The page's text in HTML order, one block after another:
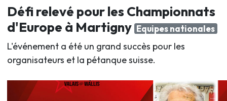
Défi relevé pour les Championnats
d'Europe à Martigny Equipes nationales
L'événement a été un grand succès pour les
organisateurs et la pétanque suisse.